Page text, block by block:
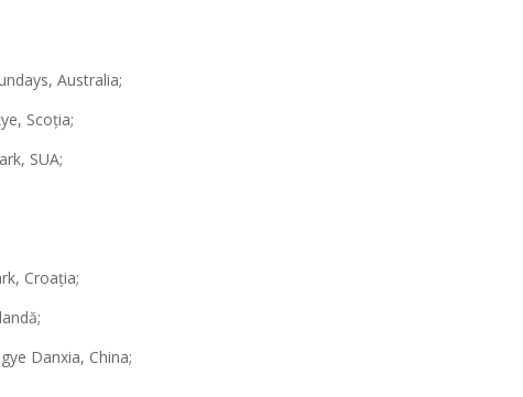
Australia;
Scoția;
SUA;
Croația;
Danxia, China;